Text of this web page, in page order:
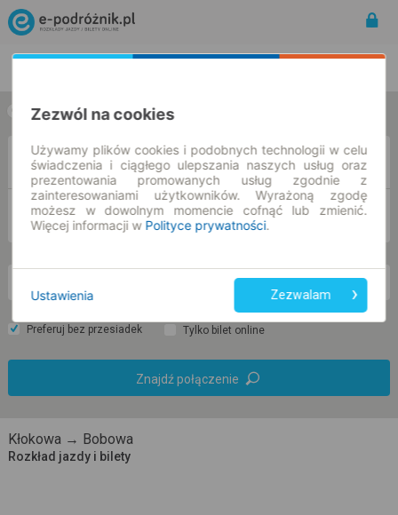
w jedną stronę w obie strony
DO
Preferuj bez przesiadek Tylko bilet online
Znajdź połączenie
Kłokowa → Bobowa
Rozkład jazdy i bilety
Zezwól na cookies
Używamy plików cookies i podobnych technologii w celu
świadczenia i ciągłego ulepszania naszych usług oraz
prezentowania promowanych usług zgodnie z
zainteresowaniami użytkowników. Wyrażoną zgodę
możesz w dowolnym momencie cofnąć lub zmienić.
Więcej informacji w Polityce prywatności.
Ustawienia Zezwalam